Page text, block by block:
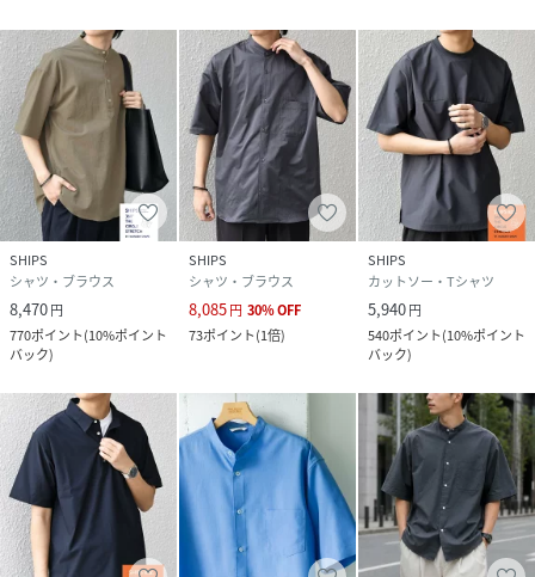
◆360°THECIRCLESTRETCHセンタークリースイージーパ
ンツ(セットアップ対応)
713-12-0012
◆360°THECIRCLESTRETCHリラックスジャケット(セット
アップ対応)
717-02-0001
※モールサイトにより(ハイフン/-)抜きでの品番表記となり
ます。
----------------------------
光沢感：無
生地の厚み：普通
伸縮性：有
透け感：有
----------------------------
SHIPS
シャツ・ブラウス
8,470円
770ポイント(10%ポイント
バック)
SHIPS
シャツ・ブラウス
8,085円 30%OFF
73ポイント(1倍)
SHIPS
カットソー・Tシャツ
5,940円
540ポイント(10%ポイント
バック)